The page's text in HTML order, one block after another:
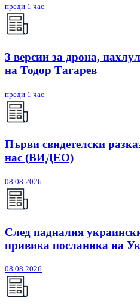
преди 1 час
3 версии за дрона,
на Тодор Тагарев
преди 1 час
Първи свидетелски
нас (ВИДЕО)
08.08.2026
След падналия
привика посланика на
08.08.2026